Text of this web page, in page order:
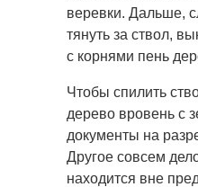
веревки. Дальше,
тянуть за ствол,
с корнями пень
Чтобы спилить
дерево вровень с
документы на
Другое совсем
находится вне